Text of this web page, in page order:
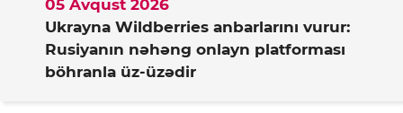
Ukrayna Wildberries anbarlarını vurur:
Rusiyanın nəhəng onlayn platforması
böhranla üz-üzədir
05 Avqust 2026